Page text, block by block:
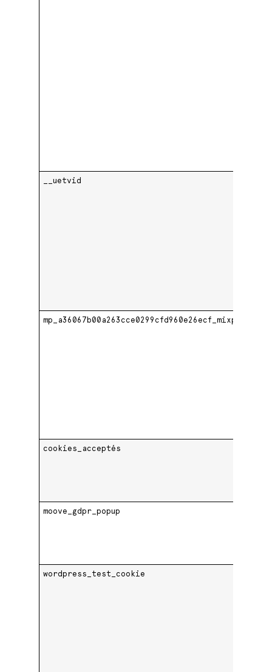
__uetvid
mp_a36067b00a263cce0299cfd960e26ecf_mixpanel
cookies_acceptés
moove_gdpr_popup
wordpress_test_cookie